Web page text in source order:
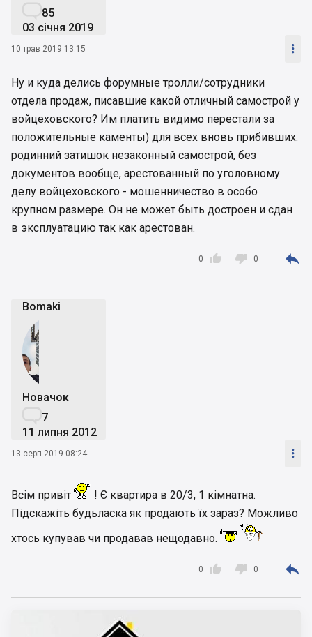
85
03 січня 2019
10 трав 2019 13:15 
Ну и куда делись форумные тролли/сотрудники
отдела продаж, писавшие какой отличный самострой у
войцеховского? Им платить видимо перестали за
положительные каменты) для всех вновь прибивших:
родинний затишок незаконный самострой, без
документов вообще, арестованный по уголовному
делу войцеховского - мошенничество в особо
крупном размере. Он не может быть достроен и сдан
в эксплуатацию так как арестован.

0  0 
Bomaki
Новачок
7
11 липня 2012
13 серп 2019 08:24 
Всім привіт
! Є квартира в 20/3, 1 кімнатна.
Підскажіть будьласка як продають їх зараз? Можливо
хтось купував чи продавав нещодавно.

0  0 